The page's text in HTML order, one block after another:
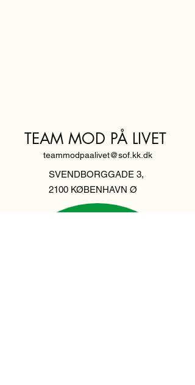
TEAM MOD PÅ LIVET
teammodpaalivet@sof.kk.dk
SVENDBORGGADE 3,
2100 KØBENHAVN Ø